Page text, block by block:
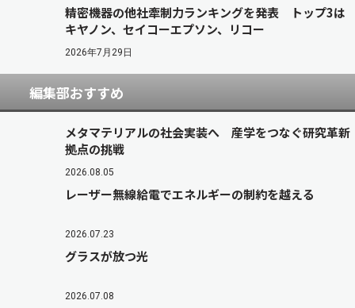
精密機器の他社牽制力ランキングを発表 トップ3は
キヤノン、セイコーエプソン、リコー
2026年7月29日
編集部おすすめ
メタマテリアルの社会実装へ 産学をつなぐ研究革新
拠点の挑戦
2026.08.05
レーザー無線給電でエネルギーの制約を越える
2026.07.23
グラスが放つ光
2026.07.08